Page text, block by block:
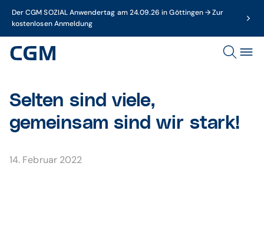
Der CGM SOZIAL Anwendertag am 24.09.26 in Göttingen → Zur
kostenlosen Anmeldung
Selten sind viele,
gemeinsam sind wir stark!
14. Februar 2022